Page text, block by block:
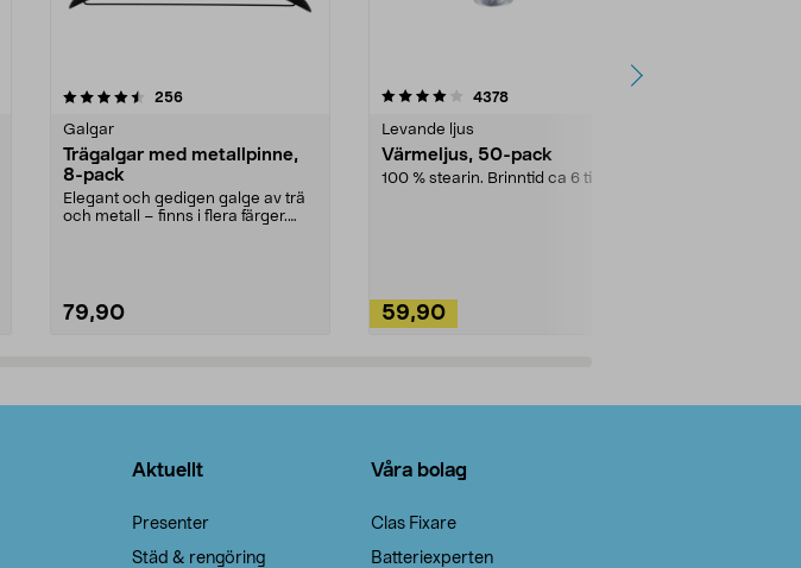
256recensioner
Galgar
Trägalgar med metallpinne,
8-pack
Elegant och gedigen galge av trä
och metall – finns i flera färger.
79,90
4.0av 5 stjärnor 4378recensioner
Levande ljus
Värmeljus, 50-pack
100 % stearin. Brinntid ca 6 tim.
59,90
4.5av 5 stjärnor
Aktuellt
Presenter
Städ & rengöring
Våra bolag
Clas Fixare
Batteriexperten